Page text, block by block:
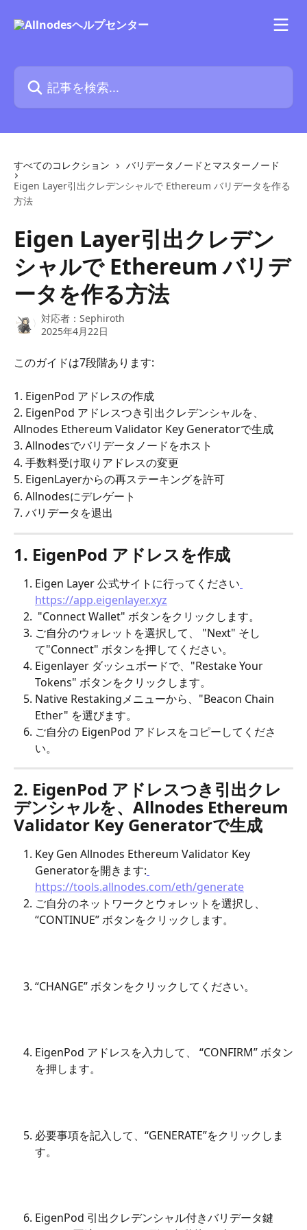
記事を検索...
すべてのコレクション
バリデータノードとマスターノード
Eigen Layer引出クレデンシャルで Ethereum バリデータを作る
方法
Eigen Layer引出クレデン
シャルで Ethereum バリデ
ータを作る方法
対応者： Sephiroth
2025年4月22日
このガイドは7段階あります:
1. EigenPod アドレスの作成
2. EigenPod アドレスつき引出クレデンシャルを、
Allnodes Ethereum Validator Key Generatorで生成
3. Allnodesでバリデータノードをホスト
4. 手数料受け取りアドレスの変更
5. EigenLayerからの再ステーキングを許可
6. Allnodesにデレゲート
7. バリデータを退出
1. EigenPod アドレスを作成
Eigen Layer 公式サイトに行ってください
https://app.eigenlayer.xyz
"Connect Wallet" ボタンをクリックします。
ご自分のウォレットを選択して、 "Next" そし
て"Connect" ボタンを押してください。
Eigenlayer ダッシュボードで、"Restake Your
Tokens" ボタンをクリックします。
Native Restakingメニューから、"Beacon Chain
Ether" を選びます。
ご自分の EigenPod アドレスをコピーしてくださ
い。
2. EigenPod アドレスつき引出クレ
デンシャルを、Allnodes Ethereum
Validator Key Generatorで生成
Key Gen Allnodes Ethereum Validator Key
Generatorを開きます:
https://tools.allnodes.com/eth/generate
ご自分のネットワークとウォレットを選択し、
“CONTINUE” ボタンをクリックします。
“CHANGE” ボタンをクリックしてください。
EigenPod アドレスを入力して、 “CONFIRM” ボタン
を押します。
必要事項を記入して、“GENERATE”をクリックしま
す。
EigenPod 引出クレデンシャル付きバリデータ鍵